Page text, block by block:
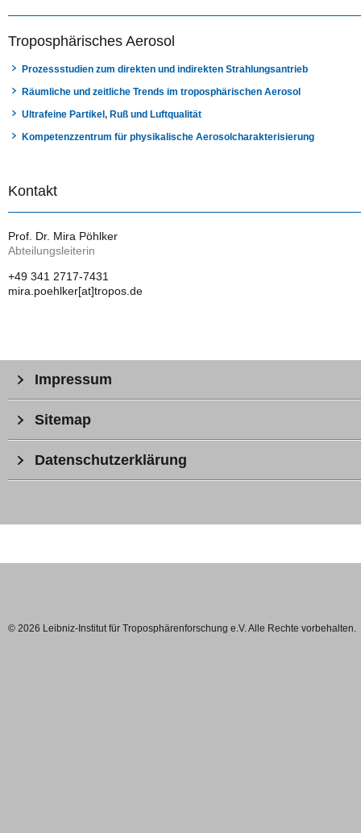
Troposphärisches Aerosol
Prozessstudien zum direkten und indirekten Strahlungsantrieb
Räumliche und zeitliche Trends im troposphärischen Aerosol
Ultrafeine Partikel, Ruß und Luftqualität
Kompetenzzentrum für physikalische Aerosolcharakterisierung
Kontakt
Prof. Dr. Mira Pöhlker
Abteilungsleiterin
+49 341 2717-7431
mira.poehlker[at]tropos.de
Impressum
Sitemap
Datenschutzerklärung
© 2026 Leibniz-Institut für Troposphärenforschung e.V. Alle Rechte vorbehalten.